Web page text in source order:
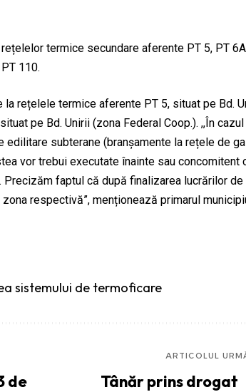
termice secundare aferente PT 5, PT
110.
rețelele termice aferente PT 5, situat pe Bd.
pe Bd. Unirii (zona Federal Coop.). ,,În
subterane (branșamente la rețele de
vor trebui executate înainte sau concomitent
faptul că după finalizarea lucrărilor de
respectivă”, menționează primarul
sistemului de termoficare
de
ARTICOLUL
Tânăr prins drogat